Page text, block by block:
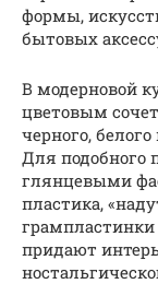
формы,
бытовых
В модерновой
цветовым
черного,
Для подобного
глянцевыми
пластика,
грампластинки
придают